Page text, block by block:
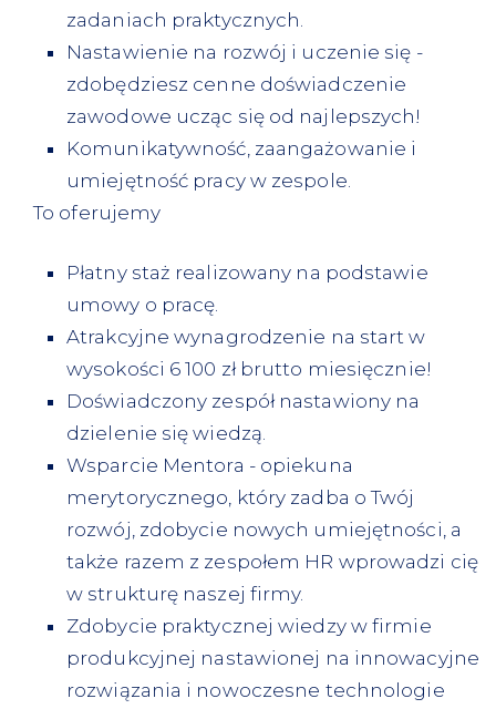
zadaniach praktycznych.
Nastawienie na rozwój i uczenie się -
zdobędziesz cenne doświadczenie
zawodowe ucząc się od najlepszych!
Komunikatywność, zaangażowanie i
umiejętność pracy w zespole.
To oferujemy
Płatny staż realizowany na podstawie
umowy o pracę.
Atrakcyjne wynagrodzenie na start w
wysokości 6 100 zł brutto miesięcznie!
Doświadczony zespół nastawiony na
dzielenie się wiedzą.
Wsparcie Mentora - opiekuna
merytorycznego, który zadba o Twój
rozwój, zdobycie nowych umiejętności, a
także razem z zespołem HR wprowadzi cię
w strukturę naszej firmy.
Zdobycie praktycznej wiedzy w firmie
produkcyjnej nastawionej na innowacyjne
rozwiązania i nowoczesne technologie